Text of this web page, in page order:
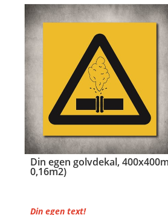
Din egen golvdekal,
0,16m2)
Din egen text!